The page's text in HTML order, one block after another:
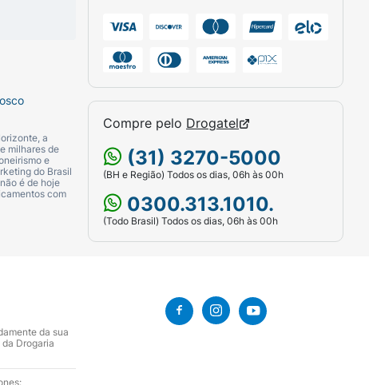
ambiente ou resfriado.
fibras alimentares (celulose, inulina,
tricálcico, cloreto de magnésio, cloreto de
de sódio, sulfato de manganês (II), D-
tiamina, riboflavina, fluoreto de sódio,
de sódio, cianocobalamina,
DERIVADOS DE LEITE E DE SOJA.
conforme recomendação do
a
milhares de
e
do Brasil
é de hoje
com
Compre pelo Drogatel
(31) 3270-5000
(BH e Região) Todos os dias, 06h às 00h
0300.313.1010.
(Todo Brasil) Todos os dias, 06h às 00h
da sua
Drogaria